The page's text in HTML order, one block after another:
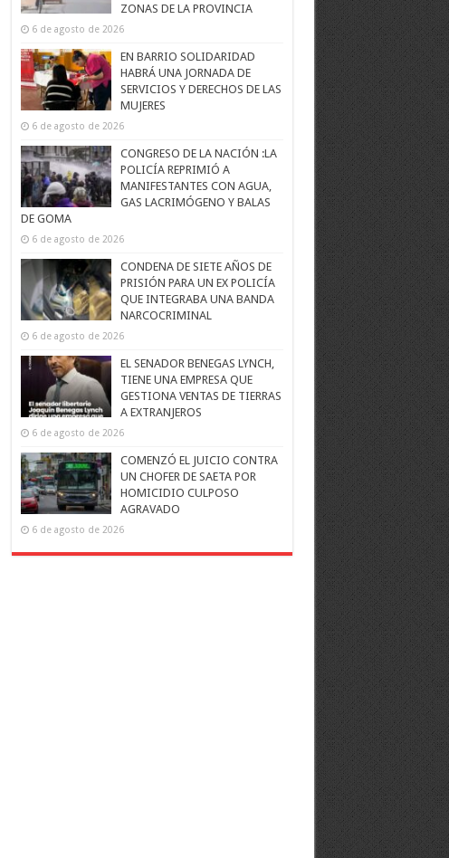
ZONAS DE LA PROVINCIA
6 de agosto de 2026
EN BARRIO SOLIDARIDAD
HABRÁ UNA JORNADA DE
SERVICIOS Y DERECHOS DE LAS
MUJERES
6 de agosto de 2026
CONGRESO DE LA NACIÓN :LA
POLICÍA REPRIMIÓ A
MANIFESTANTES CON AGUA,
GAS LACRIMÓGENO Y BALAS
DE GOMA
6 de agosto de 2026
CONDENA DE SIETE AÑOS DE
PRISIÓN PARA UN EX POLICÍA
QUE INTEGRABA UNA BANDA
NARCOCRIMINAL
6 de agosto de 2026
EL SENADOR BENEGAS LYNCH,
TIENE UNA EMPRESA QUE
GESTIONA VENTAS DE TIERRAS
A EXTRANJEROS
6 de agosto de 2026
COMENZÓ EL JUICIO CONTRA
UN CHOFER DE SAETA POR
HOMICIDIO CULPOSO
AGRAVADO
6 de agosto de 2026